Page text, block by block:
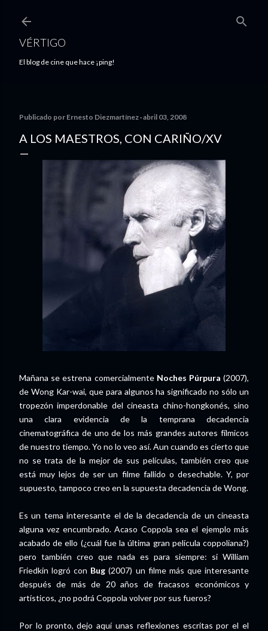
VÉRTIGO
El blog de cine que hace ¡ping!
Publicado por Ernesto Diezmartínez abril 03, 2008
A LOS MAESTROS, CON CARIÑO/XV
Mañana se estrena comercialmente Noches Púrpura (2007),
de Wong Kar-wai, que para algunos ha significado no sólo un
tropezón imperdonable del cineasta chino-hongkonés, sino
una clara evidencia de la temprana decadencia
cinematográfica de uno de los más grandes autores fílmicos
de nuestro tiempo. Yo no lo veo así. Aun cuando es cierto que
no se trata de la mejor de sus películas, también creo que
está muy lejos de ser un filme fallido o desechable. Y, por
supuesto, tampoco creo en la supuesta decadencia de Wong.
Es un tema interesante el de la decadencia de un cineasta
alguna vez encumbrado. Acaso Coppola sea el ejemplo más
acabado de ello (¿cuál fue la última gran película coppoliana?)
pero también creo que nada es para siempre: si William
Friedkin logró con Bug (2007) un filme más que interesante
después de más de 20 años de fracasos económicos y
artísticos, ¿no podrá Coppola volver por sus fueros?
Por lo pronto, dejo aquí unas reflexiones escritas por el el